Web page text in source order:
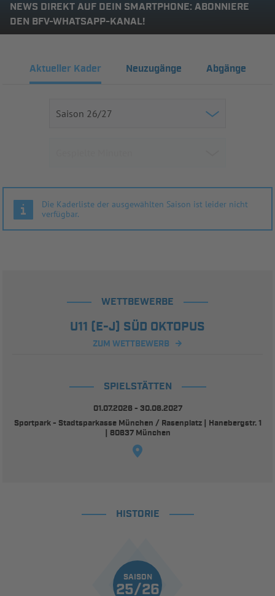
NEWS DIREKT AUF DEIN SMARTPHONE: ABONNIERE
DEN BFV-WHATSAPP-KANAL!
Aktueller Kader Neuzugänge Abgänge
Die Kaderliste der ausgewählten Saison ist leider nicht
verfügbar.
WETTBEWERBE
U11 (E-J) SÜD OKTOPUS
ZUM WETTBEWERB
SPIELSTÄTTEN
01.07.2026 - 30.06.2027
Sportpark - Stadtsparkasse München / Rasenplatz | Hanebergstr. 1
| 80637 München
HISTORIE
SAISON
25/26